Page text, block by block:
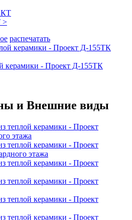
>
распечатать
керамики - Проект Д-155ТК
и Внешние виды